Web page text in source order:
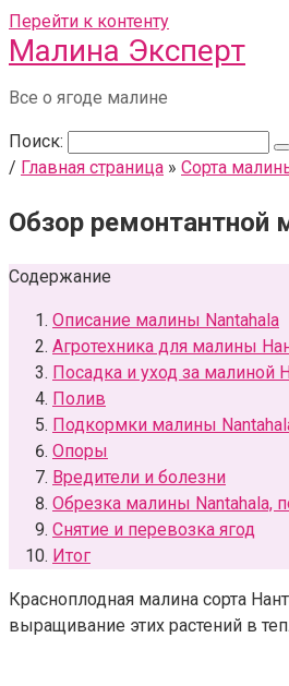
Перейти к контенту
Малина Эксперт
Все о ягоде малине
Поиск:
/ Главная страница » Сорта
Обзор ремонтантной
Содержание
Описание малины Nantahala
Агротехника для малины
Посадка и уход за малиной
Полив
Подкормки малины
Опоры
Вредители и болезни
Обрезка малины Nantahala,
Снятие и перевозка ягод
Итог
Красноплодная малина сорта
выращивание этих растений в